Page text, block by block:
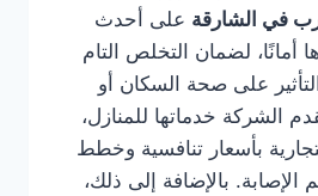
في الشارقة على أحدث
أمانًا، لضمان التخلص التام
على صحة السكان أو
الشركة خدماتها للمنازل،
بأسعار تنافسية وخطط
بالإضافة إلى ذلك،